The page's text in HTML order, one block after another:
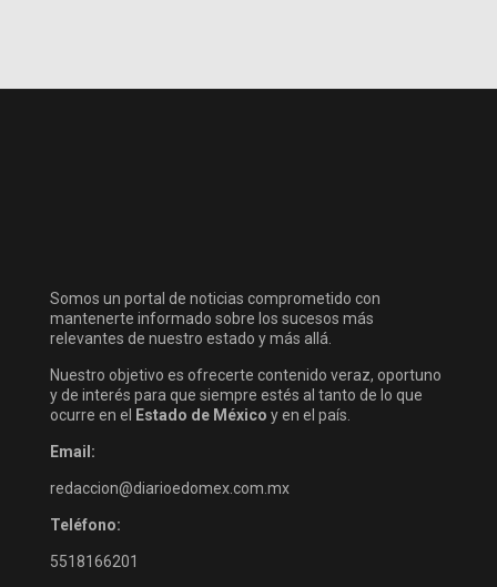
Somos un portal de noticias comprometido con
mantenerte informado sobre los sucesos más
relevantes de nuestro estado y más allá.
Nuestro objetivo es ofrecerte contenido veraz, oportuno
y de interés para que siempre estés al tanto de lo que
ocurre en el
Estado de México y en el país.
Email:
redaccion@diarioedomex.com.mx
Teléfono:
5518166201